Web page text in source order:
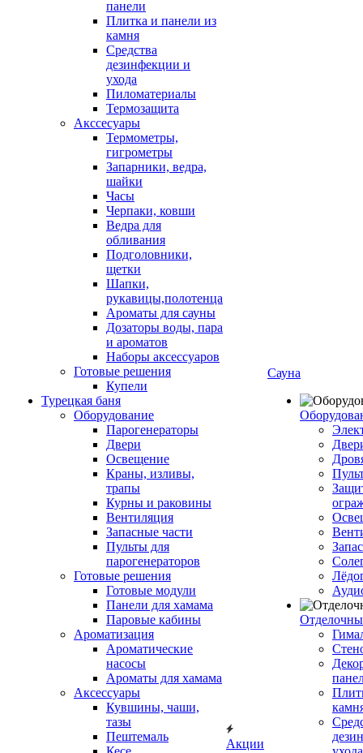
панели
Плитка и панели из
камня
Средства
дезинфекции и
ухода
Пиломатериалы
Термозащита
Аксcесуары
Термометры,
гигрометры
Запарники, ведра,
шайки
Часы
Черпаки, ковши
Ведра для
обливания
Подголовники,
щетки
Шапки,
рукавицы,полотенца
Ароматы для сауны
Дозаторы воды, пара
и ароматов
Наборы аксессуаров
Готовые решения
Купели
Турецкая баня
Оборудование
Парогенераторы
Двери
Освещение
Краны, изливы,
трапы
Курны и раковины
Вентиляция
Запасные части
Пульты для
парогенераторов
Готовые решения
Готовые модули
Панели для хамама
Паровые кабины
Ароматизация
Ароматические
насосы
Ароматы для хамама
Аксессуары
Кувшины, чаши,
тазы
Пештемаль
Акции
Сауна